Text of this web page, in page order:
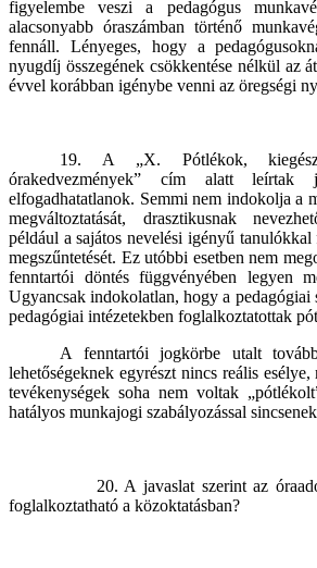
figyelembe veszi a pedagógus
alacsonyabb óraszámban történő
fennáll. Lényeges, hogy a
nyugdíj összegének csökkentése nélkül az
évvel korábban igénybe venni az öregségi
19. A „X. Pótlékok,
órakedvezmények” cím alatt leírtak
elfogadhatatlanok. Semmi nem indokolja a
megváltoztatását, drasztikusnak
például a sajátos nevelési igényű
megszűntetését. Ez utóbbi esetben nem
fenntartói döntés függvényében legyen
Ugyancsak indokolatlan, hogy a pedagógiai
pedagógiai intézetekben foglalkoztatottak
A fenntartói jogkörbe utalt
lehetőségeknek egyrészt nincs reális
tevékenységek soha nem voltak
hatályos munkajogi szabályozással
20. A javaslat szerint az
foglalkoztatható a közoktatásban?